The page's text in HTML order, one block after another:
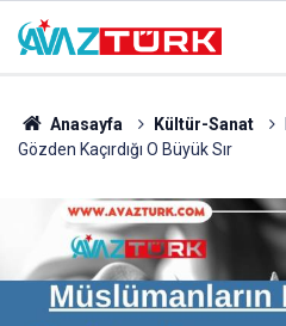
Anasayfa Kültür-Sanat
Gözden Kaçırdığı O Büyük Sır